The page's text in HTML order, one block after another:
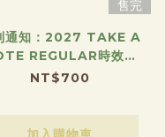
售完
通知：2027 TAKE A
REGULAR時效日
A5 台灣假期版：兩日一
NT$700